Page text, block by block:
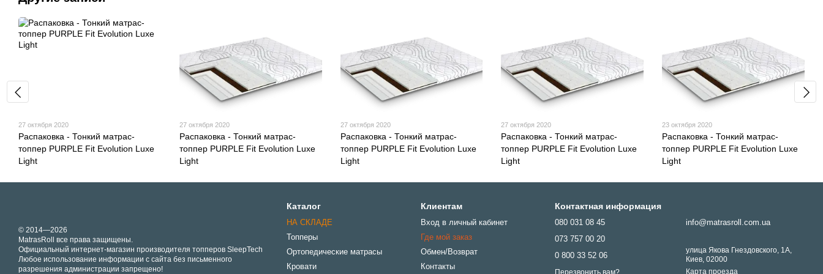
27 октября 2020
Распаковка - Тонкий матрас-
топпер PURPLE Fit Evolution Luxe
Light
27 октября 2020
Распаковка - Тонкий матрас-
топпер PURPLE Fit Evolution Luxe
Light
27 октября 2020
Распаковка - Тонкий матрас-
топпер PURPLE Fit Evolution Luxe
Light
27 октября 2020
Распаковка - Тонкий матрас-
топпер PURPLE Fit Evolution Luxe
Light
23 октября 2020
Распаковка - Тонкий матрас-
топпер PURPLE Fit Evolution Luxe
Light
© 2014—2026
MatrasRoll все права защищены.
Официальный интернет-магазин производителя топперов SleepTech
Любое использование информации с сайта без письменного
разрешения администрации запрещено!
Каталог
НА СКЛАДЕ
Топперы
Ортопедические матрасы
Кровати
Клиентам
Вход в личный кабинет
Где мой заказ
Обмен/Возврат
Контакты
Контактная информация
080 031 08 45
073 757 00 20
0 800 33 52 06
Перезвонить вам?
info@matrasroll.com.ua
улица Якова Гнездовского, 1А,
Киев, 02000
Карта проезда